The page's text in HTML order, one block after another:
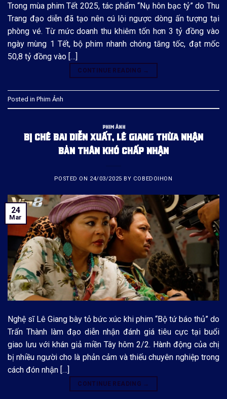
Trong mùa phim Tết 2025, tác phẩm “Nụ hôn bạc tỷ” do Thu
Trang đạo diễn đã tạo nên cú lội ngược dòng ấn tượng tại
phòng vé. Từ mức doanh thu khiêm tốn hơn 3 tỷ đồng vào
ngày mùng 1 Tết, bộ phim nhanh chóng tăng tốc, đạt mốc
50,8 tỷ đồng vào […]
CONTINUE READING →
Posted in Phim Ảnh
PHIM ẢNH
BỊ CHÊ BAI DIỄN XUẤT, LÊ GIANG THỪA NHẬN
BẢN THÂN KHÓ CHẤP NHẬN
POSTED ON 24/03/2025 BY COBEDOIHON
24
Mar
Nghệ sĩ Lê Giang bày tỏ bức xúc khi phim “Bộ tứ báo thủ” do
Trấn Thành làm đạo diễn nhận đánh giá tiêu cực tại buổi
giao lưu với khán giả miền Tây hôm 2/2. Hành động của chị
bị nhiều người cho là phản cảm và thiếu chuyên nghiệp trong
cách đón nhận […]
CONTINUE READING →